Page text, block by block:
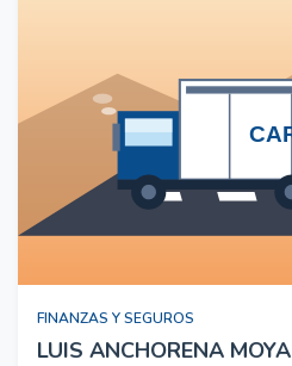
FINANZAS Y SEGUROS
LUIS ANCHORENA MOYA